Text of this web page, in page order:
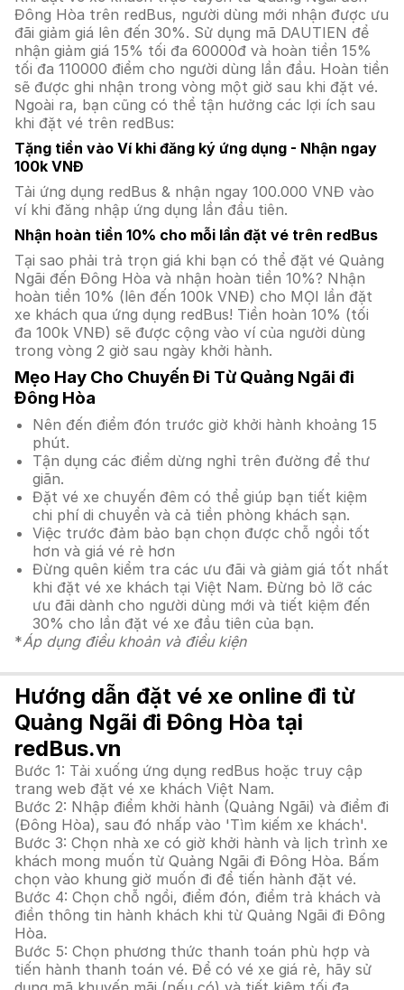
Đông Hòa trên redBus, người dùng mới nhận được ưu
đãi giảm giá lên đến 30%. Sử dụng mã DAUTIEN để
nhận giảm giá 15% tối đa 60000đ và hoàn tiền 15%
tối đa 110000 điểm cho người dùng lần đầu. Hoàn tiền
sẽ được ghi nhận trong vòng một giờ sau khi đặt vé.
Ngoài ra, bạn cũng có thể tận hưởng các lợi ích sau
khi đặt vé trên redBus:
Tặng tiền vào Ví khi đăng ký ứng dụng - Nhận ngay
100k VNĐ
Tải ứng dụng redBus & nhận ngay 100.000 VNĐ vào
ví khi đăng nhập ứng dụng lần đầu tiên.
Nhận hoàn tiền 10% cho mỗi lần đặt vé trên redBus
Tại sao phải trả trọn giá khi bạn có thể đặt vé Quảng
Ngãi đến Đông Hòa và nhận hoàn tiền 10%? Nhận
hoàn tiền 10% (lên đến 100k VNĐ) cho MỌI lần đặt
xe khách qua ứng dụng redBus! Tiền hoàn 10% (tối
đa 100k VNĐ) sẽ được cộng vào ví của người dùng
trong vòng 2 giờ sau ngày khởi hành.
Mẹo Hay Cho Chuyến Đi Từ Quảng Ngãi đi
Đông Hòa
Nên đến điểm đón trước giờ khởi hành khoảng 15
phút.
Tận dụng các điểm dừng nghỉ trên đường để thư
giãn.
Đặt vé xe chuyến đêm có thể giúp bạn tiết kiệm
chi phí di chuyển và cả tiền phòng khách sạn.
Việc trước đảm bảo bạn chọn được chỗ ngồi tốt
hơn và giá vé rẻ hơn
Đừng quên kiểm tra các ưu đãi và giảm giá tốt nhất
khi đặt vé xe khách tại Việt Nam. Đừng bỏ lỡ các
ưu đãi dành cho người dùng mới và tiết kiệm đến
30% cho lần đặt vé xe đầu tiên của bạn.
*Áp dụng điều khoản và điều kiện
Hướng dẫn đặt vé xe online đi từ
Quảng Ngãi đi Đông Hòa tại
redBus.vn
Bước 1: Tải xuống ứng dụng redBus hoặc truy cập
trang web đặt vé xe khách Việt Nam.
Bước 2: Nhập điểm khởi hành (Quảng Ngãi) và điểm đi
(Đông Hòa), sau đó nhấp vào 'Tìm kiếm xe khách'.
Bước 3: Chọn nhà xe có giờ khởi hành và lịch trình xe
khách mong muốn từ Quảng Ngãi đi Đông Hòa. Bấm
chọn vào khung giờ muốn đi để tiến hành đặt vé.
Bước 4: Chọn chỗ ngồi, điểm đón, điểm trả khách và
điền thông tin hành khách khi từ Quảng Ngãi đi Đông
Hòa.
Bước 5: Chọn phương thức thanh toán phù hợp và
tiến hành thanh toán vé. Để có vé xe giá rẻ, hãy sử